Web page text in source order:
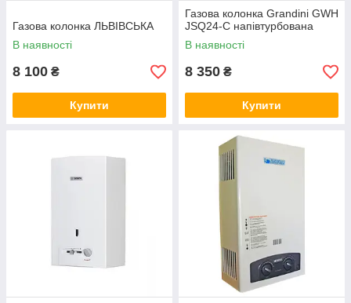
Газова колонка ЛЬВІВСЬКА
В наявності
8 100 ₴
Купити
Газова колонка Grandini GWH
JSQ24-С напівтурбована
В наявності
8 350 ₴
Купити